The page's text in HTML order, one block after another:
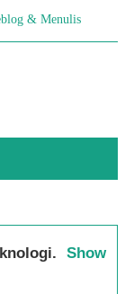
& Menulis
.
Show